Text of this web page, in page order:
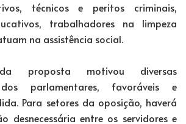
técnicos e peritos criminais,
trabalhadores na limpeza
na assistência social.
proposta motivou diversas
dos parlamentares, favoráveis e
Para setores da oposição, haverá
desnecessária entre os servidores e